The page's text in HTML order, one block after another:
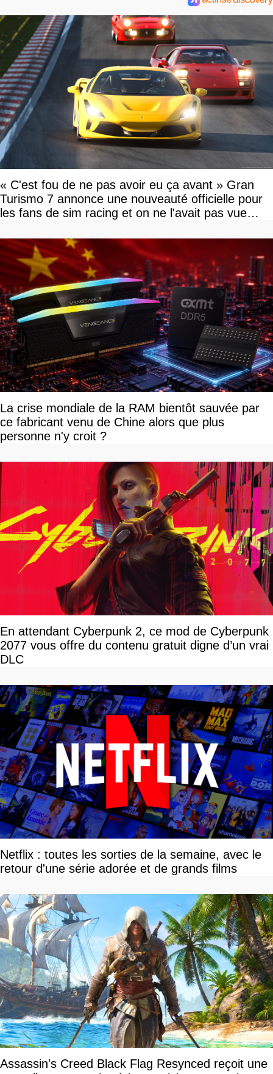
« C'est fou de ne pas avoir eu ça avant » Gran
Turismo 7 annonce une nouveauté officielle pour
les fans de sim racing et on ne l'avait pas vue
La crise mondiale de la RAM bientôt sauvée par
ce fabricant venu de Chine alors que plus
personne n'y croit ?
En attendant Cyberpunk 2, ce mod de Cyberpunk
2077 vous offre du contenu gratuit digne d’un vrai
DLC
Netflix : toutes les sorties de la semaine, avec le
retour d'une série adorée et de grands films
Assassin's Creed Black Flag Resynced reçoit une